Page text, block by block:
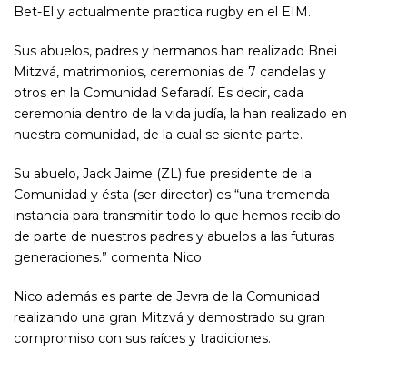
Bet-El y actualmente practica rugby en el EIM.
Sus abuelos, padres y hermanos han realizado Bnei
Mitzvá, matrimonios, ceremonias de 7 candelas y
otros en la Comunidad Sefaradí. Es decir, cada
ceremonia dentro de la vida judía, la han realizado en
nuestra comunidad, de la cual se siente parte.
Su abuelo, Jack Jaime (ZL) fue presidente de la
Comunidad y ésta (ser director) es “una tremenda
instancia para transmitir todo lo que hemos recibido
de parte de nuestros padres y abuelos a las futuras
generaciones.” comenta Nico.
Nico además es parte de Jevra de la Comunidad
realizando una gran Mitzvá y demostrado su gran
compromiso con sus raíces y tradiciones.